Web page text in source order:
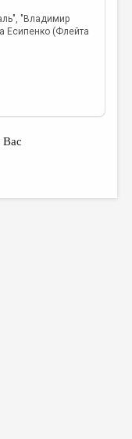
"Владимир
Есипенко (Флейта
Вас